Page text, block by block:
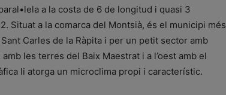
a la costa de 6 de longitud i quasi 3
Situat a la comarca del Montsià, és el municipi més
Carles de la Ràpita i per un petit sector amb
les terres del Baix Maestrat i a l’oest amb el
li atorga un microclima propi i característic.